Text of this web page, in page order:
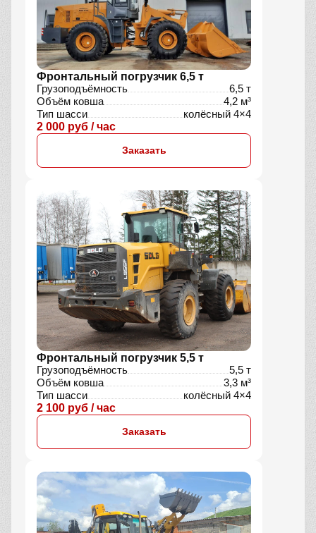
Фронтальный погрузчик 6,5 т
Грузоподъёмность
6,5 т
Объём ковша
4,2 м³
Тип шасси
колёсный 4×4
2 000 руб / час
Заказать
Фронтальный погрузчик 5,5 т
Грузоподъёмность
5,5 т
Объём ковша
3,3 м³
Тип шасси
колёсный 4×4
2 100 руб / час
Заказать